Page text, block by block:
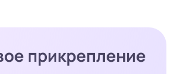
прикрепление